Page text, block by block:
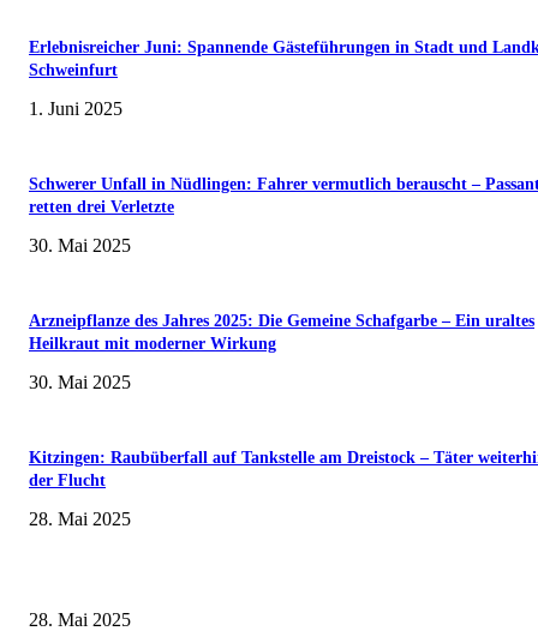
Erlebnisreicher Juni: Spannende Gästeführungen in Stadt und
Schweinfurt
1. Juni 2025
Schwerer Unfall in Nüdlingen: Fahrer vermutlich berauscht –
retten drei Verletzte
30. Mai 2025
Arzneipflanze des Jahres 2025: Die Gemeine Schafgarbe – Ein uraltes
Heilkraut mit moderner Wirkung
30. Mai 2025
Kitzingen: Raubüberfall auf Tankstelle am Dreistock – Täter
der Flucht
28. Mai 2025
28. Mai 2025